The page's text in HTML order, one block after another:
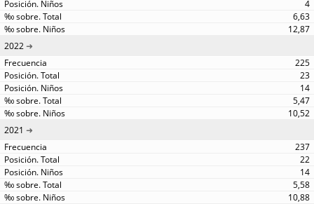
4
6,63
12,87
2022
225
23
14
5,47
10,52
2021
237
22
14
5,58
10,88